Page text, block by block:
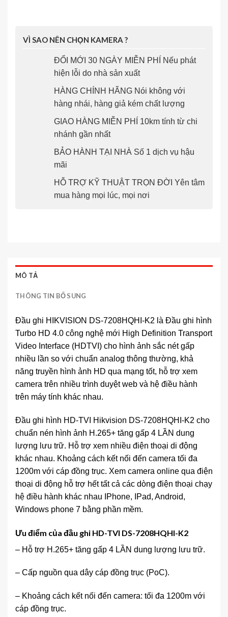
VÌ SAO NÊN CHỌN KAMERA ?
ĐỔI MỚI 30 NGÀY MIỄN PHÍ Nếu phát
hiện lỗi do nhà sản xuất
HÀNG CHÍNH HÃNG Nói không với
hàng nhái, hàng giả kém chất lượng
GIAO HÀNG MIỄN PHÍ 10km tính từ chi
nhánh gần nhất
BẢO HÀNH TẠI NHÀ Số 1 dịch vụ hậu
mãi
HỖ TRỢ KỸ THUẬT TRỌN ĐỜI Yên tâm
mua hàng mọi lúc, mọi nơi
MÔ TẢ
THÔNG TIN BỔ SUNG
Đầu ghi HIKVISION DS-7208HQHI-K2 là Đầu ghi hình
Turbo HD 4.0 công nghệ mới High Definition Transport
Video Interface (HDTVI) cho hình ảnh sắc nét gấp
nhiều lần so với chuẩn analog thông thường, khả
năng truyền hình ảnh HD qua mạng tốt, hỗ trợ xem
camera trên nhiều trình duyệt web và hệ điều hành
trên máy tính khác nhau.
Đầu ghi hình HD-TVI Hikvision DS-7208HQHI-K2 cho
chuẩn nén hình ảnh H.265+ tăng gấp 4 LẦN dung
lượng lưu trữ. Hỗ trợ xem nhiều điện thoại di động
khác nhau. Khoảng cách kết nối đến camera tối đa
1200m với cáp đồng trục. Xem camera online qua điện
thoại di động hỗ trợ hết tất cả các dòng điện thoại chạy
hệ điều hành khác nhau IPhone, IPad, Android,
Windows phone 7 bằng phần mềm.
Ưu điểm của đầu ghi HD-TVI DS-7208HQHI-K2
– Hỗ trợ H.265+ tăng gấp 4 LẦN dung lượng lưu trữ.
– Cấp nguồn qua dây cáp đồng trục (PoC).
– Khoảng cách kết nối đến camera: tối đa 1200m với
cáp đồng trục.